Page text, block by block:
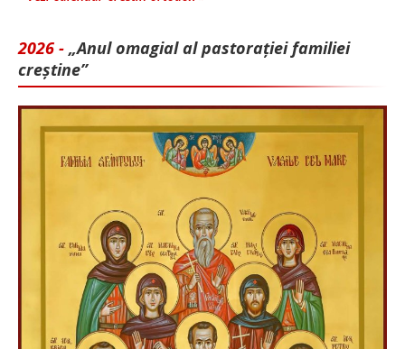
2026 - „Anul omagial al pastorației familiei
creștine”